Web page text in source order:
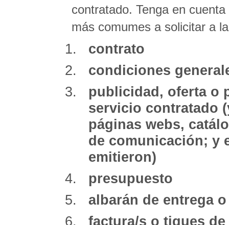
contratado. Tenga en
más comumes a solicitar a
contrato
condiciones
publicidad, oferta o
servicio contratado
páginas webs,
de comunicación; y
emitieron)
presupuesto
albarán de entrega
factura/s o tiques